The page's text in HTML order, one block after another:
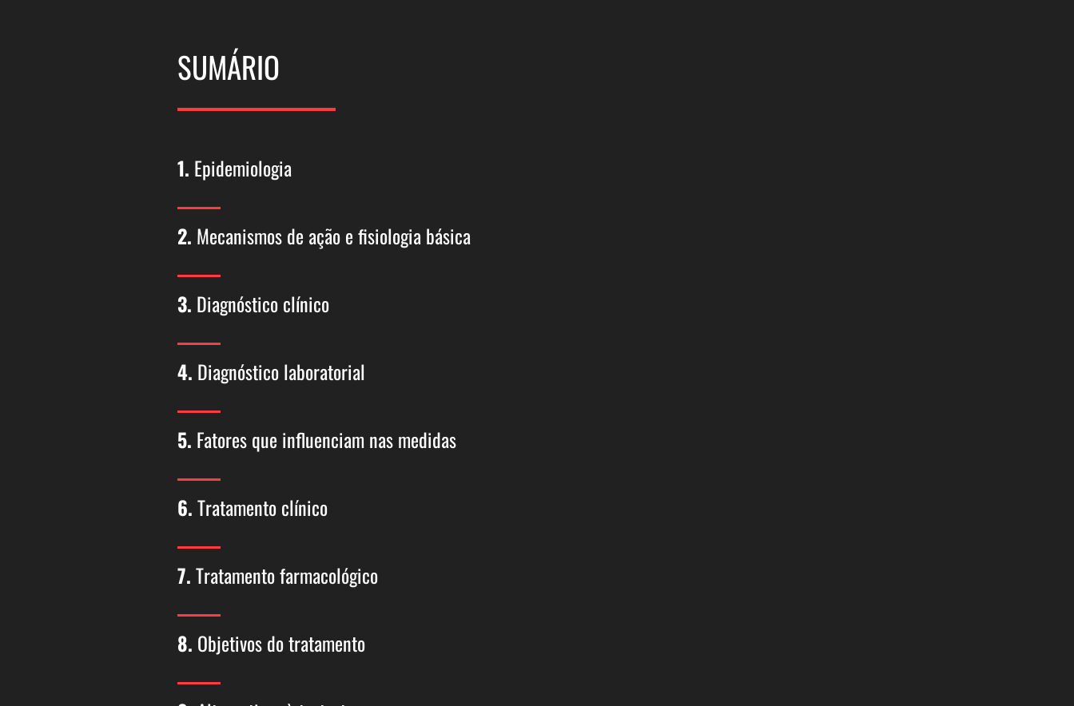
SUMÁRIO
1. Epidemiologia
2. Mecanismos de ação e fisiologia básica
3. Diagnóstico clínico
4. Diagnóstico laboratorial
5. Fatores que influenciam nas medidas
6.Tratamento clínico
7.Tratamento farmacológico
8. Objetivos do tratamento